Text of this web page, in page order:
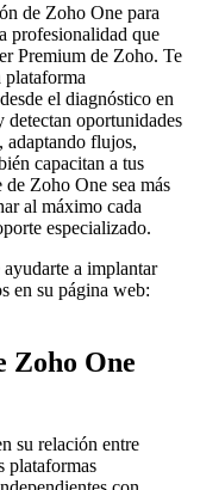
de Zoho One para
profesionalidad que
Premium de Zoho. Te
plataforma
el diagnóstico en
detectan oportunidades
adaptando flujos,
capacitan a tus
Zoho One sea más
al máximo cada
especializado.
ayudarte a implantar
en su página web:
Zoho One
su relación entre
plataformas